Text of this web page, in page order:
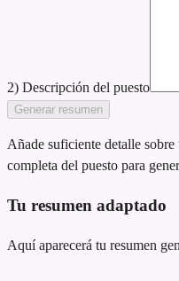
2) Descripción del puesto
Generar resumen
Añade suficiente detalle
completa del puesto para
Tu resumen adaptado
Aquí aparecerá tu resumen